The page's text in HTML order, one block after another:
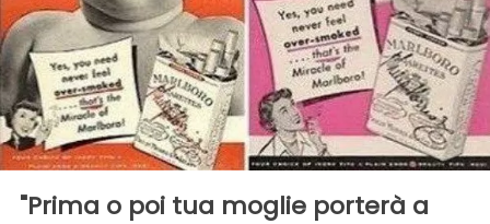
"Prima o poi tua moglie porterà a